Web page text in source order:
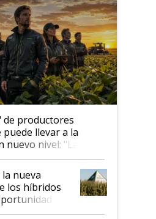
de productores
llevar a la
nivel: "Las
crecimiento son
la nueva
los híbridos
en